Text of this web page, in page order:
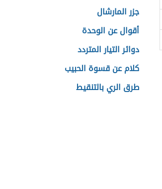
جزر المارشال
أقوال عن الوحدة
دوائر التيار المتردد
كلام عن قسوة الحبيب
طرق الري بالتنقيط